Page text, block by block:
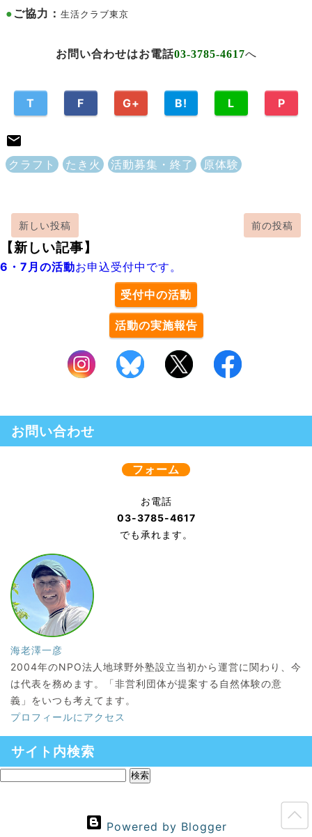
● ご協力： 生活クラブ東京
お問い合わせはお電話03-3785-4617へ
T F G+ B! L P
クラフト たき火 活動募集・終了 原体験
新しい投稿 前の投稿
【新しい記事】
6・7月の活動お申込受付中です。
受付中の活動
活動の実施報告
お問い合わせ
フォーム
お電話
03-3785-4617
でも承れます。
海老澤一彦
2004年のNPO法人地球野外塾設立当初から運営に関わり、今
は代表を務めます。「非営利団体が提案する自然体験の意
義」をいつも考えてます。
プロフィールにアクセス
サイト内検索
Powered by Blogger